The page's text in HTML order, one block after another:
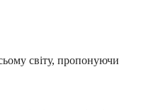
світу, пропонуючи